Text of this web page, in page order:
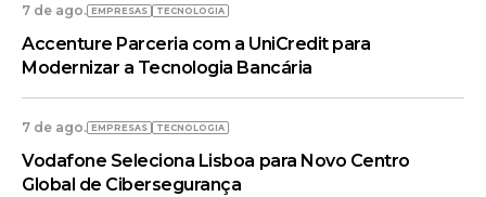
7 de ago. EMPRESAS TECNOLOGIA
Accenture Parceria com a UniCredit para
Modernizar a Tecnologia Bancária
7 de ago. EMPRESAS TECNOLOGIA
Vodafone Seleciona Lisboa para Novo Centro
Global de Cibersegurança